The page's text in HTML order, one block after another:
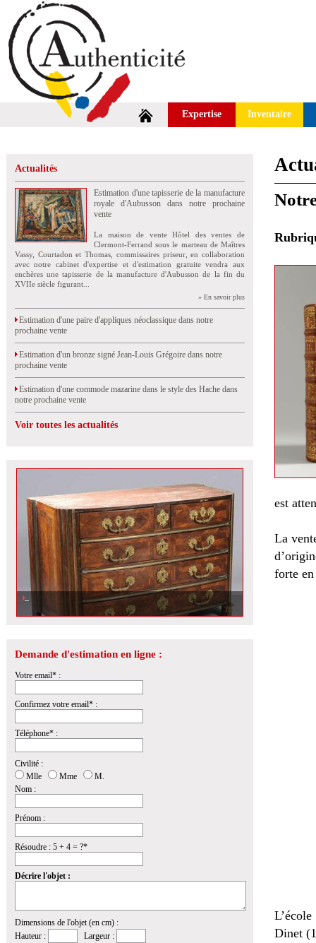
Expertise Inventaire
Actualités
Estimation d'une tapisserie de la manufacture
royale d'Aubusson dans notre prochaine
vente
La maison de vente Hôtel des ventes de
Clermont-Ferrand sous le marteau de Maîtres
Vassy, Courtadon et Thomas, commissaires priseur, en collaboration
avec notre cabinet d'expertise et d'estimation gratuite vendra aux
enchères une tapisserie de la manufacture d'Aubusson de la fin du
XVIIe siècle figurant...
» En savoir plus
Estimation d'une paire d'appliques néoclassique dans notre
prochaine vente
Estimation d'un bronze signé Jean-Louis Grégoire dans notre
prochaine vente
Estimation d'une commode mazarine dans le style des Hache dans
notre prochaine vente
Voir toutes les actualités
Importante vente aux enchères à Orléans
Demande d'estimation en ligne :
Votre email* :
Confirmez votre email* :
Téléphone* :
Civilité :
Mlle
Mme
M.
Nom :
Prénom :
Résoudre : 5 + 4 = ?*
Décrire l'objet :
Dimensions de l'objet (en cm) :
Hauteur :
Largeur :
est
La
forte
Dinet